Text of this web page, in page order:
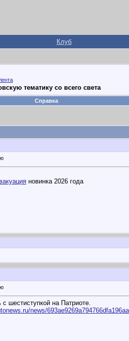
Клуб
тематику со всего света
Справка
новинка 2026 года
шестиступкой на Патриоте.
news/693ae9269a794766dfa196aa